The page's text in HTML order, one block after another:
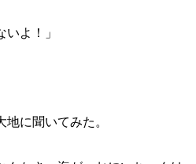
いよ！」
に聞いてみた。